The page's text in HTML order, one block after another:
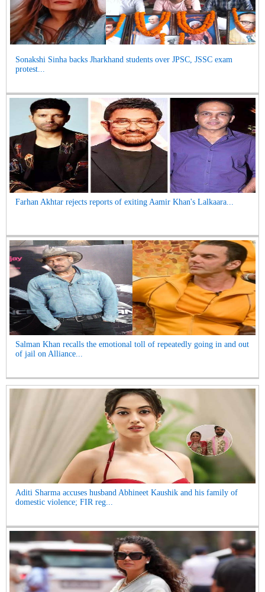
Sonakshi Sinha backs Jharkhand students over JPSC, JSSC exam
protest...
Farhan Akhtar rejects reports of exiting Aamir Khan's Lalkaara...
Salman Khan recalls the emotional toll of repeatedly going in and out
of jail on Alliance...
Aditi Sharma accuses husband Abhineet Kaushik and his family of
domestic violence; FIR reg...